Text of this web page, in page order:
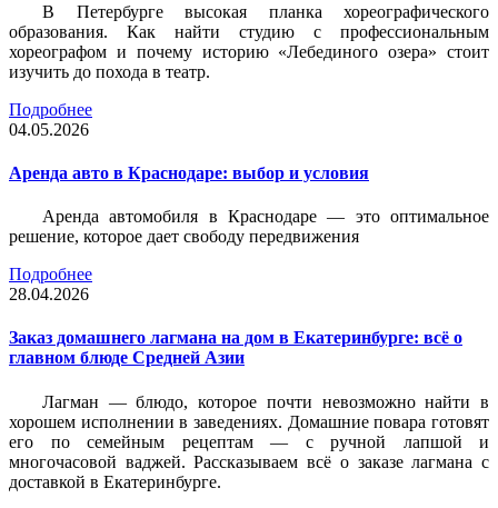
В Петербурге высокая планка хореографического
образования. Как найти студию с профессиональным
хореографом и почему историю «Лебединого озера» стоит
изучить до похода в театр.
Подробнее
04.05.2026
Аренда авто в Краснодаре: выбор и условия
Аренда автомобиля в Краснодаре — это оптимальное
решение, которое дает свободу передвижения
Подробнее
28.04.2026
Заказ домашнего лагмана на дом в Екатеринбурге: всё о
главном блюде Средней Азии
Лагман — блюдо, которое почти невозможно найти в
хорошем исполнении в заведениях. Домашние повара готовят
его по семейным рецептам — с ручной лапшой и
многочасовой ваджей. Рассказываем всё о заказе лагмана с
доставкой в Екатеринбурге.